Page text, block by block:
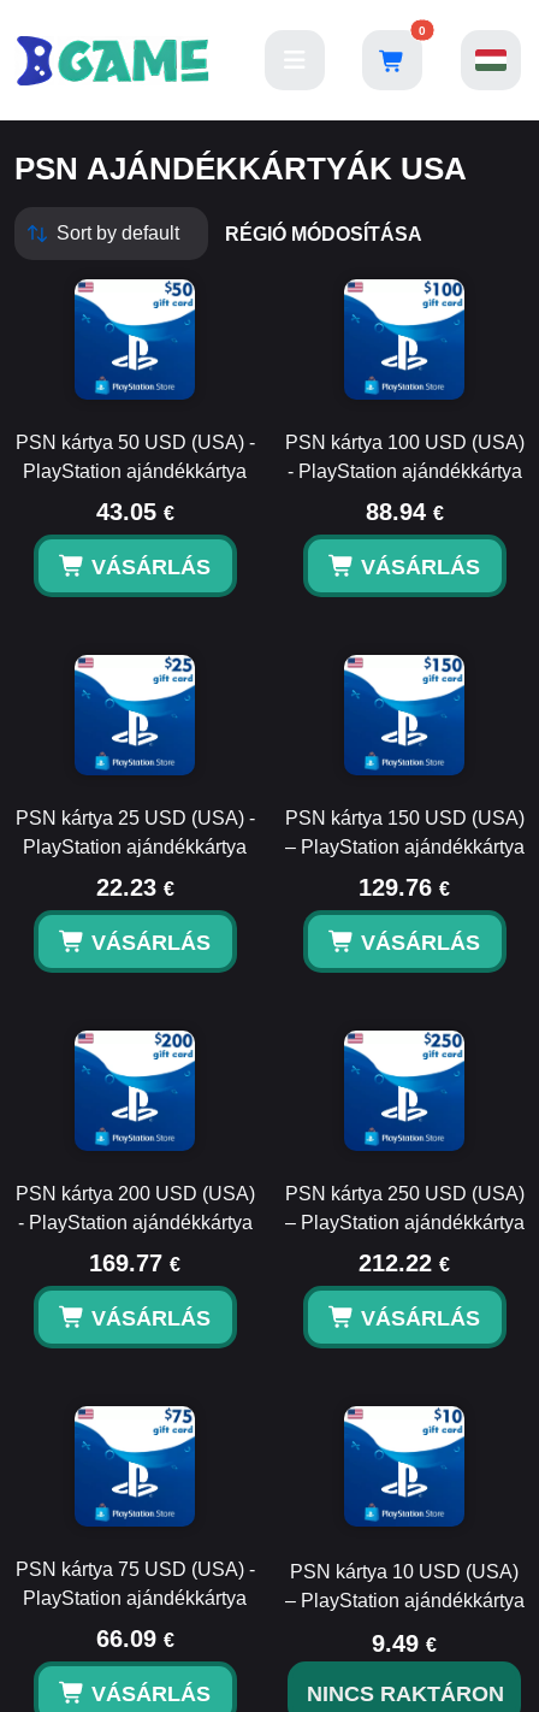
0
PSN AJÁNDÉKKÁRTYÁK USA
RÉGIÓ MÓDOSÍTÁSA
PSN kártya 50 USD (USA) -
PlayStation ajándékkártya
43.05 €
VÁSÁRLÁS
PSN kártya 100 USD (USA)
- PlayStation ajándékkártya
88.94 €
VÁSÁRLÁS
PSN kártya 25 USD (USA) -
PlayStation ajándékkártya
22.23 €
VÁSÁRLÁS
PSN kártya 150 USD (USA)
– PlayStation ajándékkártya
129.76 €
VÁSÁRLÁS
PSN kártya 200 USD (USA)
- PlayStation ajándékkártya
169.77 €
VÁSÁRLÁS
PSN kártya 250 USD (USA)
– PlayStation ajándékkártya
212.22 €
VÁSÁRLÁS
PSN kártya 75 USD (USA) -
PlayStation ajándékkártya
66.09 €
VÁSÁRLÁS
PSN kártya 10 USD (USA)
– PlayStation ajándékkártya
9.49 €
NINCS RAKTÁRON